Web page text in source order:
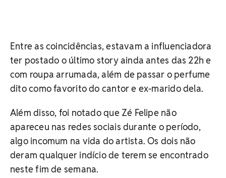
Entre as coincidências, estavam a influenciadora
ter postado o último story ainda antes das 22h e
com roupa arrumada, além de passar o perfume
dito como favorito do cantor e ex-marido dela.
Além disso, foi notado que Zé Felipe não
apareceu nas redes sociais durante o período,
algo incomum na vida do artista. Os dois não
deram qualquer indício de terem se encontrado
neste fim de semana.